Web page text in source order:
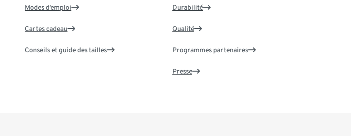
Modes d’emploi
Cartes cadeau
Conseils et guide des tailles
Durabilité
Qualité
Programmes partenaires
Presse